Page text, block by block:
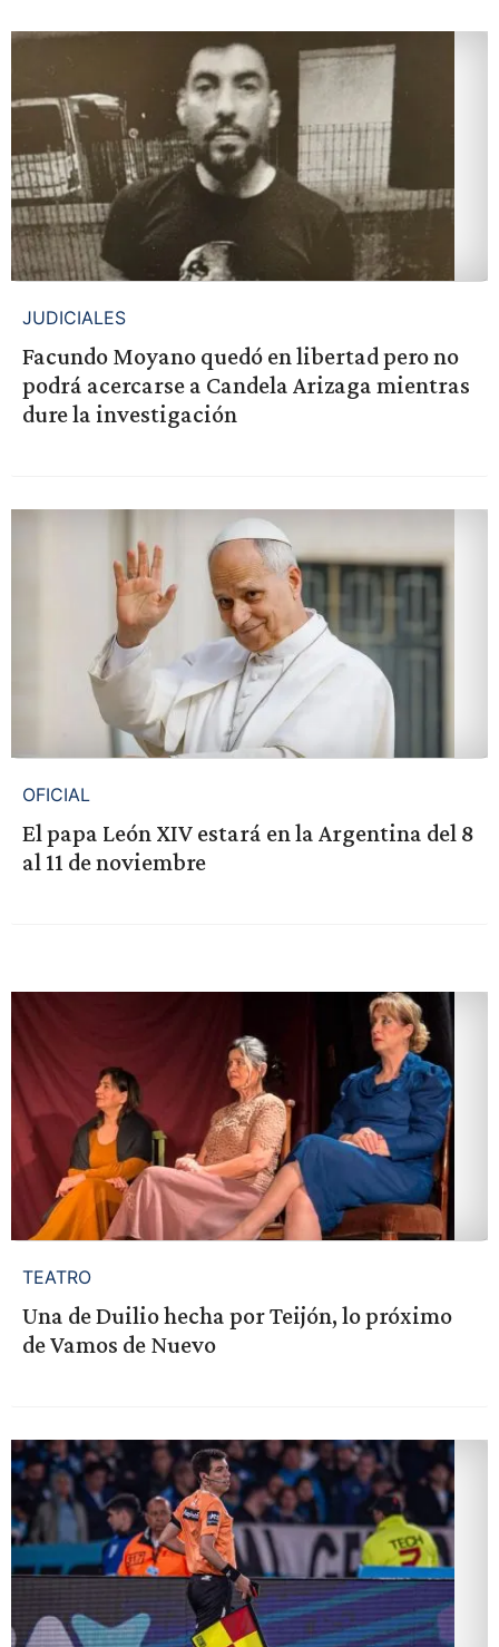
JUDICIALES
Facundo Moyano quedó en libertad pero no
podrá acercarse a Candela Arizaga mientras
dure la investigación
OFICIAL
El papa León XIV estará en la Argentina del 8
al 11 de noviembre
TEATRO
Una de Duilio hecha por Teijón, lo próximo
de Vamos de Nuevo